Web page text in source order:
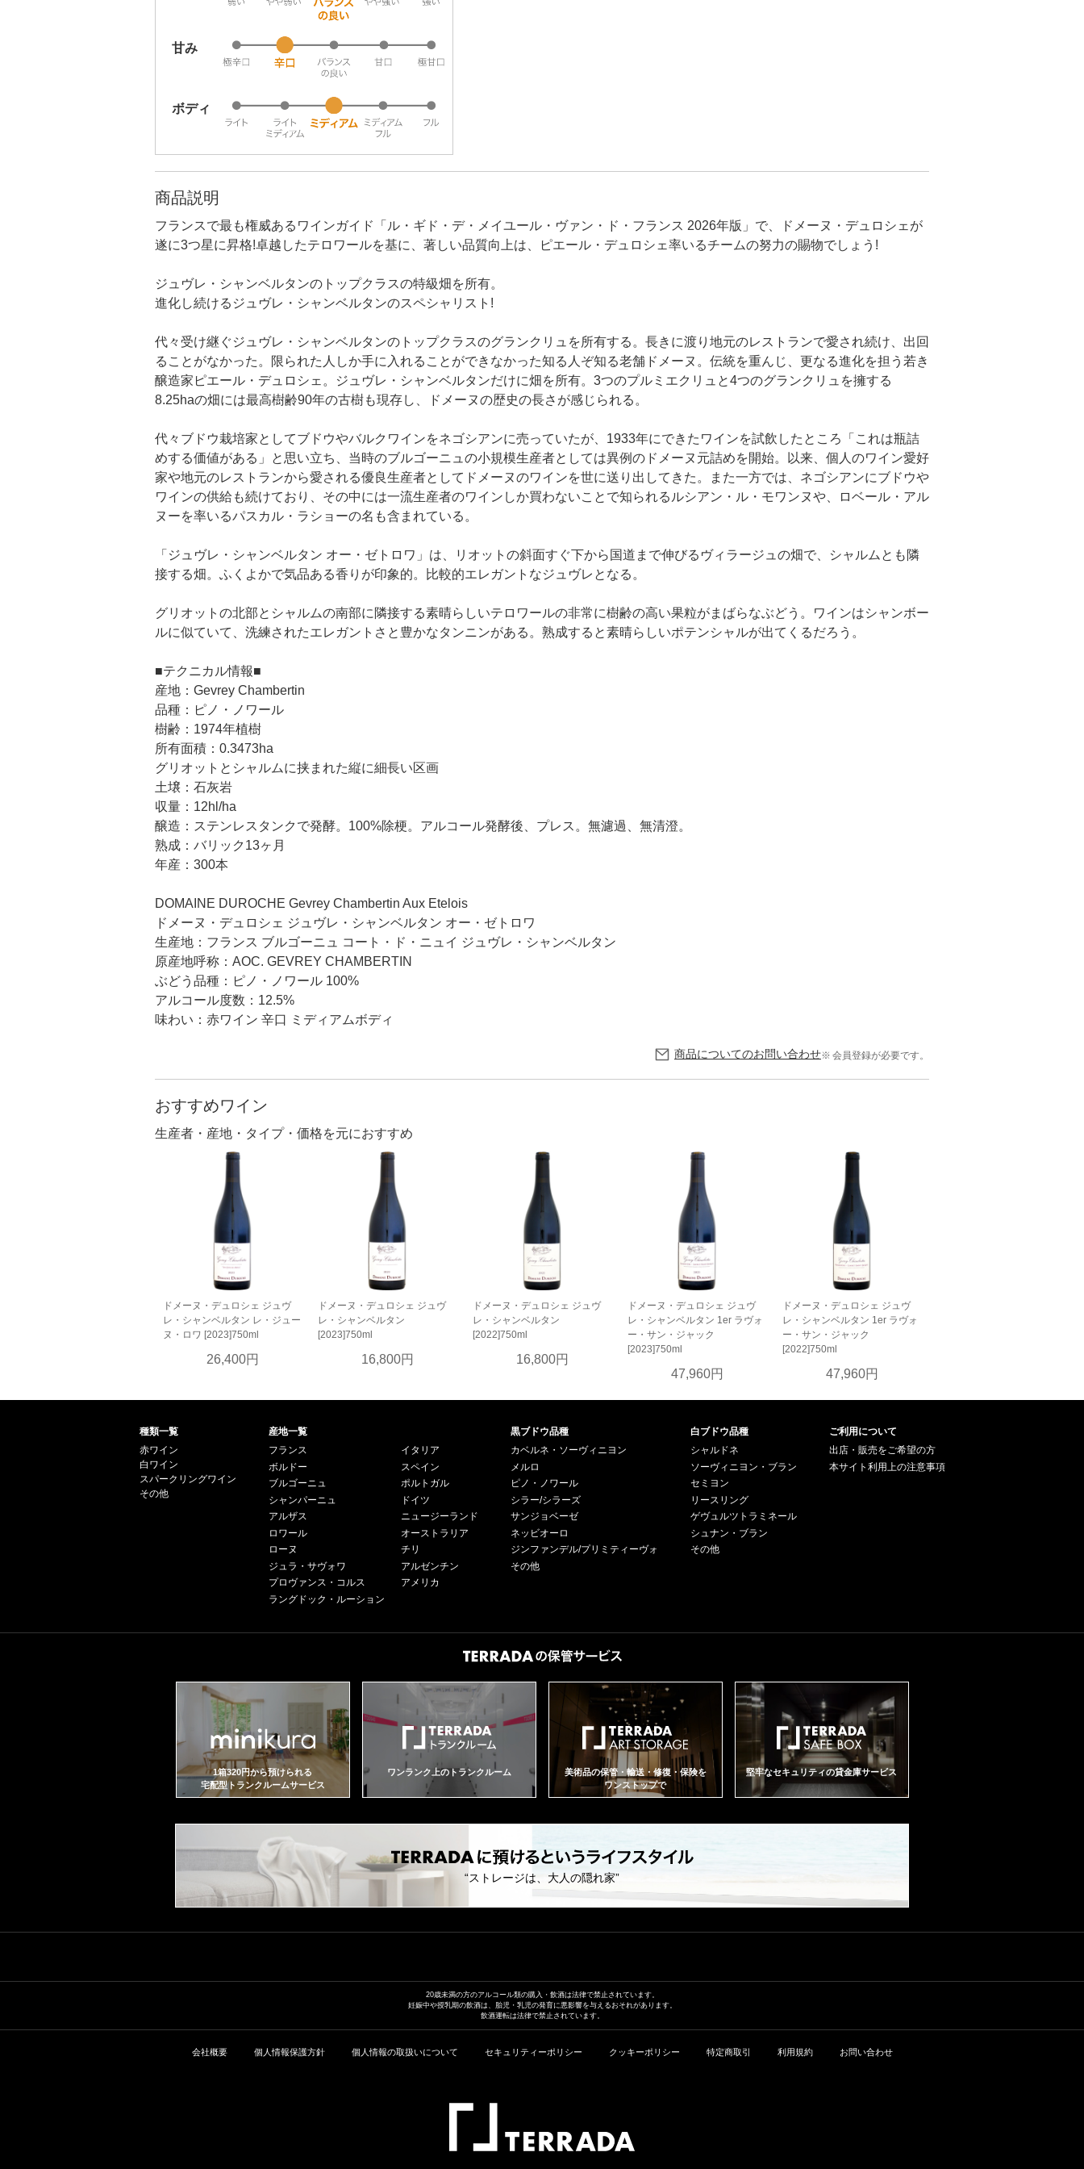
甘み
ボディ
商品説明
フランスで最も権威あるワインガイド「ル・ギド・デ・メイユール・ヴァン・ド・フランス 2026年版」で、ドメーヌ・デュロシェが
遂に3つ星に昇格!卓越したテロワールを基に、著しい品質向上は、ピエール・デュロシェ率いるチームの努力の賜物でしょう!
ジュヴレ・シャンベルタンのトップクラスの特級畑を所有。
進化し続けるジュヴレ・シャンベルタンのスペシャリスト!
代々受け継ぐジュヴレ・シャンベルタンのトップクラスのグランクリュを所有する。長きに渡り地元のレストランで愛され続け、出回
ることがなかった。限られた人しか手に入れることができなかった知る人ぞ知る老舗ドメーヌ。伝統を重んじ、更なる進化を担う若き
醸造家ピエール・デュロシェ。ジュヴレ・シャンベルタンだけに畑を所有。3つのプルミエクリュと4つのグランクリュを擁する
8.25haの畑には最高樹齢90年の古樹も現存し、ドメーヌの歴史の長さが感じられる。
代々ブドウ栽培家としてブドウやバルクワインをネゴシアンに売っていたが、1933年にできたワインを試飲したところ「これは瓶詰
めする価値がある」と思い立ち、当時のブルゴーニュの小規模生産者としては異例のドメーヌ元詰めを開始。以来、個人のワイン愛好
家や地元のレストランから愛される優良生産者としてドメーヌのワインを世に送り出してきた。また一方では、ネゴシアンにブドウや
ワインの供給も続けており、その中には一流生産者のワインしか買わないことで知られるルシアン・ル・モワンヌや、ロベール・アル
ヌーを率いるパスカル・ラショーの名も含まれている。
「ジュヴレ・シャンベルタン オー・ゼトロワ」は、リオットの斜面すぐ下から国道まで伸びるヴィラージュの畑で、シャルムとも隣
接する畑。ふくよかで気品ある香りが印象的。比較的エレガントなジュヴレとなる。
グリオットの北部とシャルムの南部に隣接する素晴らしいテロワールの非常に樹齢の高い果粒がまばらなぶどう。ワインはシャンボー
ルに似ていて、洗練されたエレガントさと豊かなタンニンがある。熟成すると素晴らしいポテンシャルが出てくるだろう。
■テクニカル情報■
産地：Gevrey Chambertin
品種：ピノ・ノワール
樹齢：1974年植樹
所有面積：0.3473ha
グリオットとシャルムに挟まれた縦に細長い区画
土壌：石灰岩
収量：12hl/ha
醸造：ステンレスタンクで発酵。100%除梗。アルコール発酵後、プレス。無濾過、無清澄。
熟成：バリック13ヶ月
年産：300本
DOMAINE DUROCHE Gevrey Chambertin Aux Etelois
ドメーヌ・デュロシェ ジュヴレ・シャンベルタン オー・ゼトロワ
生産地：フランス ブルゴーニュ コート・ド・ニュイ ジュヴレ・シャンベルタン
原産地呼称：AOC. GEVREY CHAMBERTIN
ぶどう品種：ピノ・ノワール 100%
アルコール度数：12.5%
味わい：赤ワイン 辛口 ミディアムボディ
商品についてのお問い合わせ 会員登録が必要です。
おすすめワイン
生産者・産地・タイプ・価格を元におすすめ
ドメーヌ・デュロシェ ジュヴ
レ・シャンベルタン レ・ジュー
ヌ・ロワ [2023]750ml
26,400円
ドメーヌ・デュロシェ ジュヴ
レ・シャンベルタン
[2023]750ml
16,800円
ドメーヌ・デュロシェ ジュヴ
レ・シャンベルタン
[2022]750ml
16,800円
ドメーヌ・デュロシェ ジュヴ
レ・シャンベルタン 1er ラヴォ
ー・サン・ジャック
[2023]750ml
47,960円
ドメーヌ・デュロシェ ジュヴ
レ・シャンベルタン 1er ラヴォ
ー・サン・ジャック
[2022]750ml
47,960円
種類一覧
赤ワイン
白ワイン
スパークリングワイン
その他
産地一覧
フランス
ボルドー
ブルゴーニュ
シャンパーニュ
アルザス
ロワール
ローヌ
ジュラ・サヴォワ
プロヴァンス・コルス
ラングドック・ルーション
イタリア
スペイン
ポルトガル
ドイツ
ニュージーランド
オーストラリア
チリ
アルゼンチン
アメリカ
黒ブドウ品種
カベルネ・ソーヴィニヨン
メルロ
ピノ・ノワール
シラー/シラーズ
サンジョベーゼ
ネッビオーロ
ジンファンデル/プリミティーヴォ
その他
白ブドウ品種
シャルドネ
ソーヴィニヨン・ブラン
セミヨン
リースリング
ゲヴュルツトラミネール
シュナン・ブラン
その他
ご利用について
出店・販売をご希望の方
本サイト利用上の注意事項
1箱320円から預けられる
宅配型トランクルームサービス
ワンランク上のトランクルーム
美術品の保管・輸送・修復・保険を
ワンストップで
堅牢なセキュリティの貸金庫サービス
“ストレージは、大人の隠れ家”
20歳未満の方のアルコール類の購入・飲酒は法律で禁止されています。
妊娠中や授乳期の飲酒は、胎児・乳児の発育に悪影響を与えるおそれがあります。
飲酒運転は法律で禁止されています。
会社概要 個人情報保護方針 個人情報の取扱いについて セキュリティーポリシー クッキーポリシー 特定商取引 利用規約 お問い合わせ